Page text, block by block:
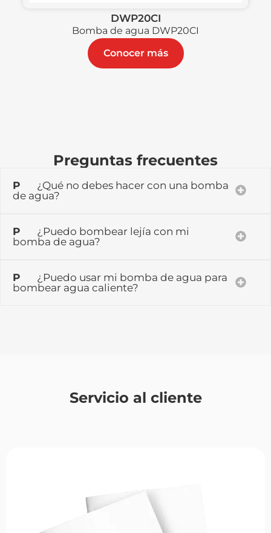
DWP20CI
Bomba de agua DWP20CI
Conocer más
Preguntas frecuentes
P ¿Qué no debes hacer con una bomba
de agua?
P ¿Puedo bombear lejía con mi
bomba de agua?
P ¿Puedo usar mi bomba de agua para
bombear agua caliente?
Servicio al cliente